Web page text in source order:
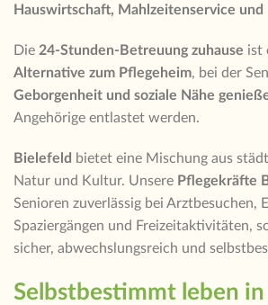
Hauswirtschaft, Mahlzeitenservice
Die 24-Stunden-Betreuung zuhause ist
Alternative zum Pflegeheim, bei der
Geborgenheit und soziale Nähe
Angehörige entlastet werden.
Bielefeld bietet eine Mischung aus
Natur und Kultur. Unsere Pflegekräfte
Senioren zuverlässig bei Arztbesuchen,
Spaziergängen und Freizeitaktivitäten,
sicher, abwechslungsreich und
Selbstbestimmt leben